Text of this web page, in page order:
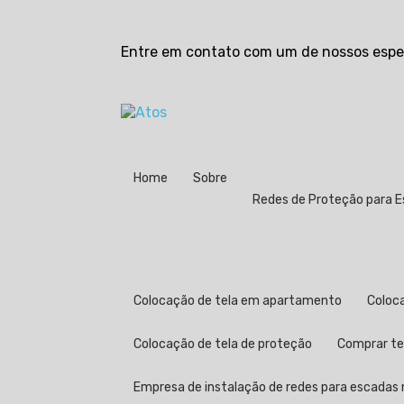
Entre em contato com um de nossos
Home
Sobre
Redes de Proteção para
Colocação de tela em apartamento
Colocação de tela de proteção Comprar
Empresa de instalação de redes para